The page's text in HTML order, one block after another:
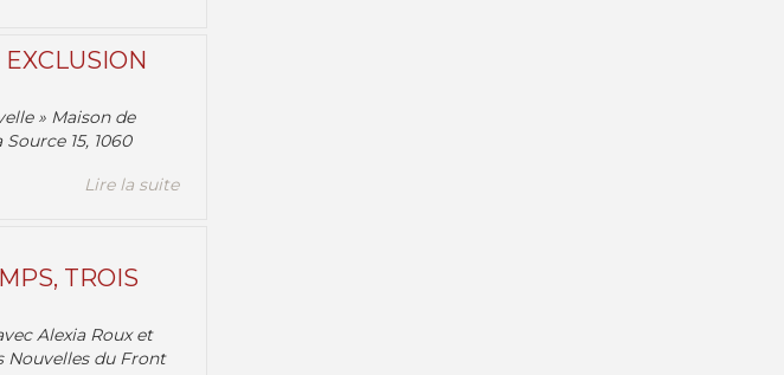
» Maison de
15, 1060
Lire la suite
TROIS
Alexia Roux et
Nouvelles du Front